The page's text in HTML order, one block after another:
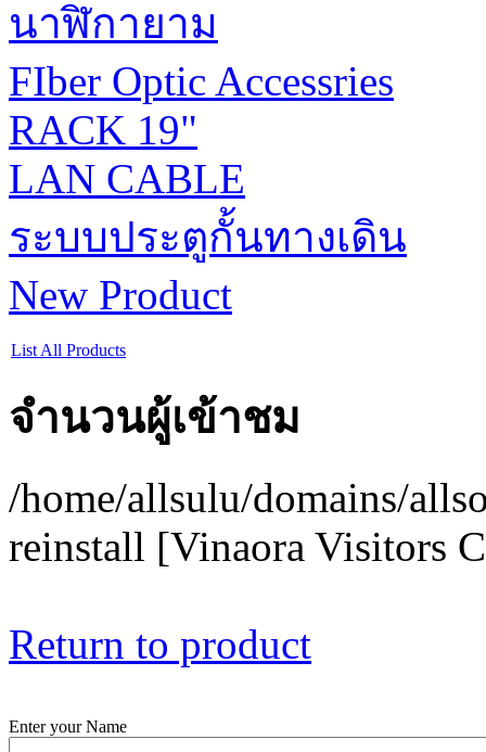
นาฬิกายาม
FIber Optic Accessries
RACK 19"
LAN CABLE
ระบบประตูกั้นทางเดิน
New Product
List All Products
จำนวนผู้เข้าชม
/home/allsulu/domains/
reinstall [Vinaora Visitors
Return to product
Enter your Name